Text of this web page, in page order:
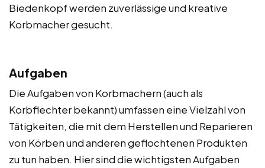
Biedenkopf werden zuverlässige und kreative
Korbmacher gesucht.
Aufgaben
Die Aufgaben von Korbmachern (auch als
Korbflechter bekannt) umfassen eine Vielzahl von
Tätigkeiten, die mit dem Herstellen und Reparieren
von Körben und anderen geflochtenen Produkten
zu tun haben. Hier sind die wichtigsten Aufgaben